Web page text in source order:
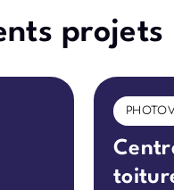
projets